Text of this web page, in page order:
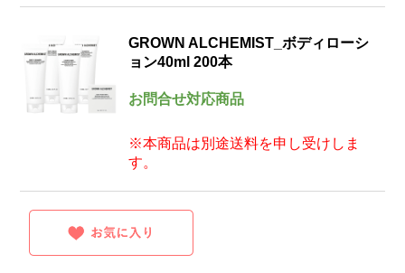
GROWN ALCHEMIST_ボディローシ
ョン40ml 200本
お問合せ対応商品
※本商品は別途送料を申し受けしま
す。